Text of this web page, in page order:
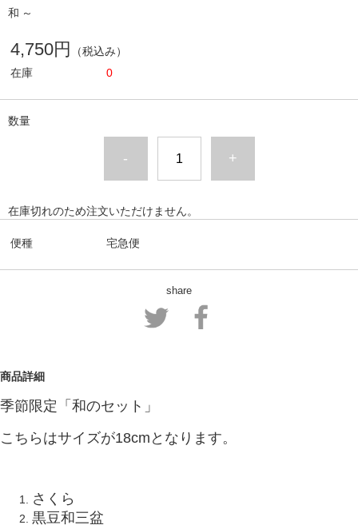
和～
4,750円
（税込み）
在庫
0
数量
- +
在庫切れのため注文いただけません。
便種 宅急便
share
商品詳細
季節限定「和のセット」
こちらはサイズが18cmとなります。
さくら
黒豆和三盆